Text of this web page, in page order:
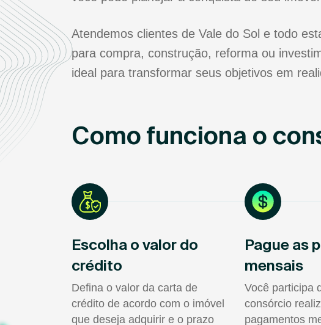
Atendemos clientes de Vale do Sol e todo
para compra, construção, reforma ou
ideal para transformar seus objetivos em
Como funciona o
Escolha o valor do
crédito
Defina o valor da carta de
crédito de acordo com o imóvel
que deseja adquirir e o prazo
Pague as
mensais
Você participa
consórcio
pagamentos